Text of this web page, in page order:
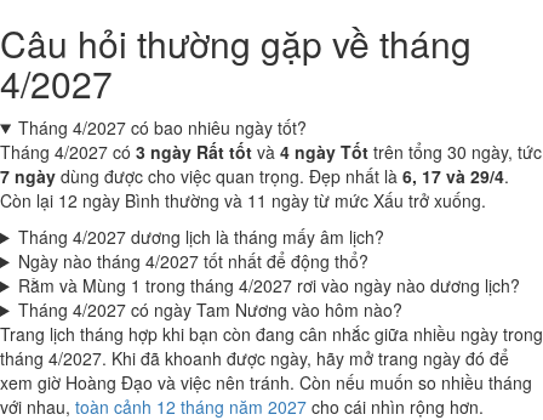
Câu hỏi thường gặp về tháng
4/2027
Tháng 4/2027 có bao nhiêu ngày tốt?
Tháng 4/2027 có 3 ngày Rất tốt và 4 ngày Tốt trên tổng 30 ngày, tức
7 ngày dùng được cho việc quan trọng. Đẹp nhất là 6, 17 và 29/4.
Còn lại 12 ngày Bình thường và 11 ngày từ mức Xấu trở xuống.
Tháng 4/2027 dương lịch là tháng mấy âm lịch?
Ngày nào tháng 4/2027 tốt nhất để động thổ?
Rằm và Mùng 1 trong tháng 4/2027 rơi vào ngày nào dương lịch?
Tháng 4/2027 có ngày Tam Nương vào hôm nào?
Trang lịch tháng hợp khi bạn còn đang cân nhắc giữa nhiều ngày trong
tháng 4/2027. Khi đã khoanh được ngày, hãy mở trang ngày đó để
xem giờ Hoàng Đạo và việc nên tránh. Còn nếu muốn so nhiều tháng
với nhau, toàn cảnh 12 tháng năm 2027 cho cái nhìn rộng hơn.